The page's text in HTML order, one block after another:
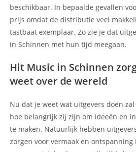
beschikbaar. In bepaalde gevallen
prijs omdat de distributie veel
tastbaat exemplaar. Zo zie je dat
in Schinnen met hun tijd meegaan.
Hit Music in Schinnen
weet over de wereld
Nu dat je weet wat uitgevers doen
hoe belangrijk zij zijn om ideeën en
te maken. Natuurlijk hebben
zorgen voor vermaak en ontspanning